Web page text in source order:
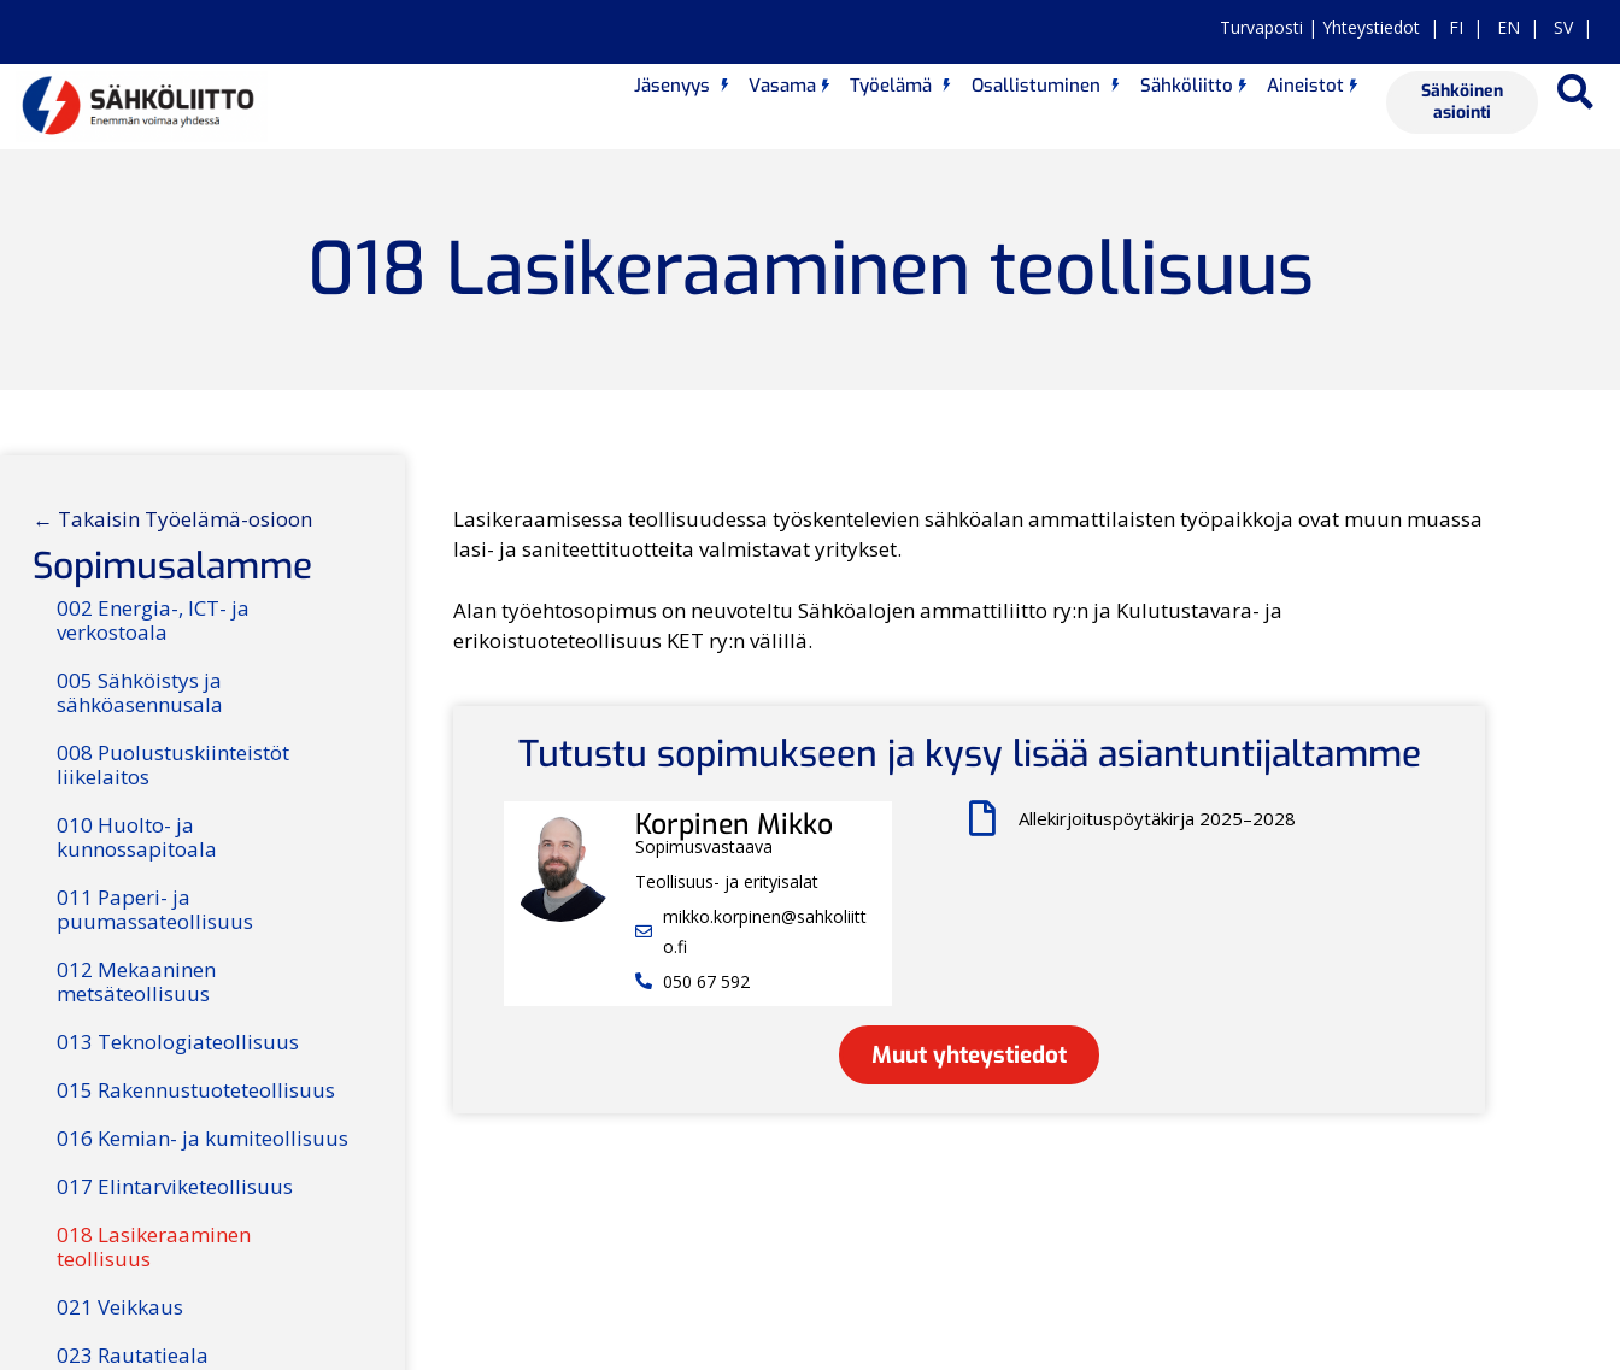
Turvaposti | Yhteystiedot| FI | EN | SV |
Jäsenyys Vasama Työelämä Osallistuminen Sähköliitto Aineistot
Sähköinen
asiointi
018 Lasikeraaminen teollisuus
← Takaisin Työelämä-osioon
Sopimusalamme
002 Energia-, ICT- ja
verkostoala
005 Sähköistys ja
sähköasennusala
008 Puolustuskiinteistöt
liikelaitos
010 Huolto- ja
kunnossapitoala
011 Paperi- ja
puumassateollisuus
012 Mekaaninen
metsäteollisuus
013 Teknologiateollisuus
015 Rakennustuoteteollisuus
016 Kemian- ja kumiteollisuus
017 Elintarviketeollisuus
018 Lasikeraaminen
teollisuus
021 Veikkaus
023 Rautatieala
Lasikeraamisessa teollisuudessa työskentelevien sähköalan ammattilaisten työpaikkoja ovat muun muassa
lasi- ja saniteettituotteita valmistavat yritykset.
Alan työehtosopimus on neuvoteltu Sähköalojen ammattiliitto ry:n ja Kulutustavara- ja
erikoistuoteteollisuus KET ry:n välillä.
Tutustu sopimukseen ja kysy lisää asiantuntijaltamme
Korpinen Mikko
Sopimusvastaava
Teollisuus- ja erityisalat
mikko.korpinen@sahkoliitt
o.fi
050 67 592
Allekirjoituspöytäkirja 2025–2028
Muut yhteystiedot